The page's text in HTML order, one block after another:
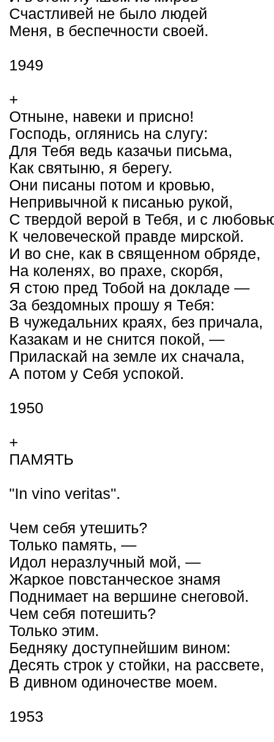
Счастливей не было людей
Меня, в беспечности своей.
1949
+
Отныне, навеки и присно!
Господь, оглянись на слугу:
Для Тебя ведь казачьи письма,
Как святыню, я берегу.
Они писаны потом и кровью,
Непривычной к писанью рукой,
С твердой верой в Тебя, и с
К человеческой правде мирской.
И во сне, как в священном обряде,
На коленях, во прахе, скорбя,
Я стою пред Тобой на докладе —
За бездомных прошу я Тебя:
В чужедальних краях, без причала,
Казакам и не снится покой, —
Приласкай на земле их сначала,
А потом у Себя успокой.
1950
+
ПАМЯТЬ
"In vino veritas".
Чем себя утешить?
Только память, —
Идол неразлучный мой, —
Жаркое повстанческое знамя
Поднимает на вершине снеговой.
Чем себя потешить?
Только этим.
Бедняку доступнейшим вином:
Десять строк у стойки, на рассвете,
В дивном одиночестве моем.
1953